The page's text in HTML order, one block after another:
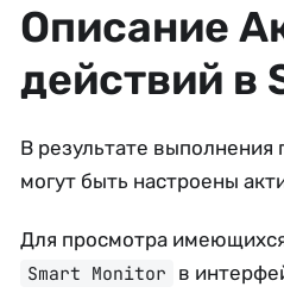
Описание
действий в
В результате выполнения
могут быть настроены
Для просмотра
Smart Monitor
в